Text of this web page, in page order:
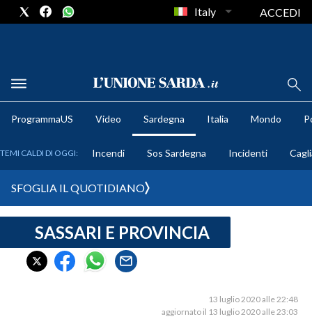
METEO
CRONACA SARDEGNA
CAGLIARI
Italy ACCEDI
ProgrammaUS Video Sardegna Italia Mondo
TEMI CALDI DI OGGI: Incendi Sos Sardegna Incidenti
SFOGLIA IL QUOTIDIANO
SASSARI E PROVINCIA
13 luglio 2020 alle 22:48
aggiornato il 13 luglio 2020 alle 23:03